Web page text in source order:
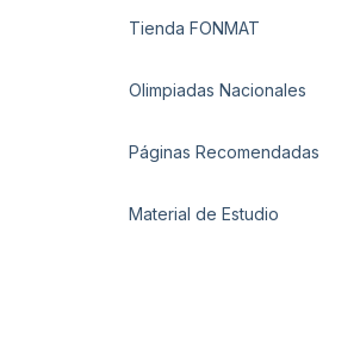
Tienda FONMAT
Olimpiadas Nacionales
Páginas Recomendadas
Material de Estudio